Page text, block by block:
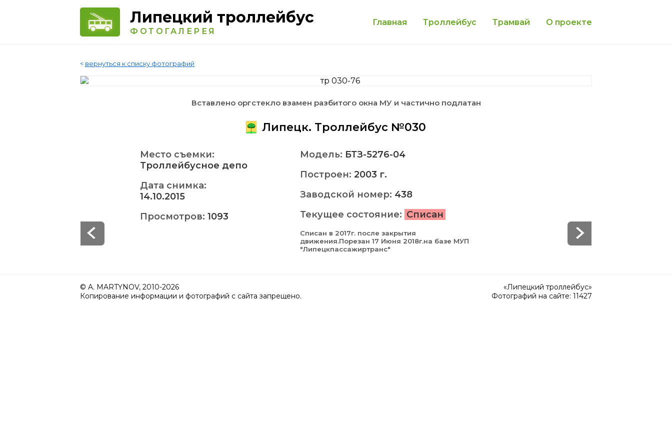
Липецкий троллейбус
ФОТОГАЛЕРЕЯ
Главная Троллейбус Трамвай О проекте
< вернуться к списку фотографий
Вставлено оргстекло взамен разбитого окна МУ и частично подлатан
Липецк. Троллейбус №030
Место съемки:
Троллейбусное депо
Дата снимка:
14.10.2015
Просмотров: 1093
Модель: БТЗ-5276-04
Построен: 2003 г.
Заводской номер: 438
Текущее состояние: Списан
Списан в 2017г. после закрытия
движения.Порезан 17 Июня 2018г.на базе МУП
"Липецкпассажиртранс"
© A. MARTYNOV, 2010-2026
Копирование информации и фотографий с сайта запрещено.
«Липецкий троллейбус»
Фотографий на сайте: 11427